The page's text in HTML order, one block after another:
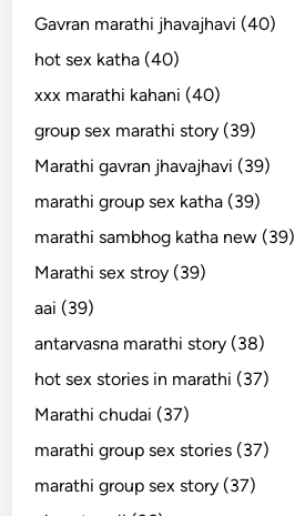
Gavran marathi jhavajhavi (40)
hot sex katha (40)
xxx marathi kahani (40)
group sex marathi story (39)
Marathi gavran jhavajhavi (39)
marathi group sex katha (39)
marathi sambhog katha new (39)
Marathi sex stroy (39)
aai (39)
antarvasna marathi story (38)
hot sex stories in marathi (37)
Marathi chudai (37)
marathi group sex stories (37)
marathi group sex story (37)